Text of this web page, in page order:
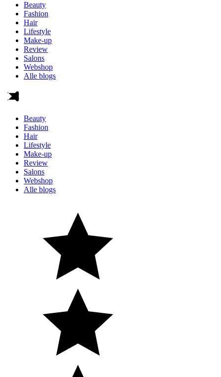
Beauty
Fashion
Hair
Lifestyle
Make-up
Review
Salons
Webshop
Alle blogs
Beauty
Fashion
Hair
Lifestyle
Make-up
Review
Salons
Webshop
Alle blogs